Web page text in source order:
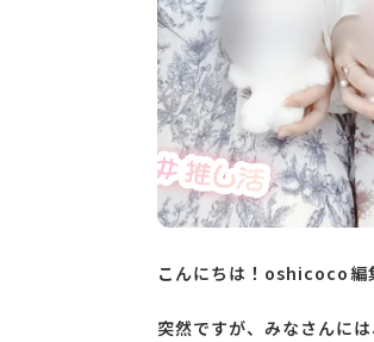
こんにちは！oshicoco編
突然ですが、みなさんに